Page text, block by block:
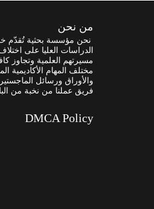
من نحن
نحن مؤسسة بحثية تُقدّم
الدراسات العليا على
مسيرتهم العلمية وتجاوز
مختلف المهام الأكاديمية
والأوراق ورسائل
فريق عملنا من نخبة من
DMCA Policy